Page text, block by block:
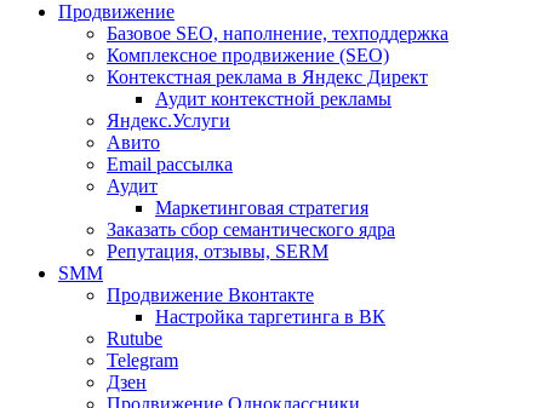
Продвижение
Базовое SEO, наполнение, техподдержка
Комплексное продвижение (SEO)
Контекстная реклама в Яндекс Директ
Аудит контекстной рекламы
Яндекс.Услуги
Авито
Email рассылка
Аудит
Маркетинговая стратегия
Заказать сбор семантического ядра
Репутация, отзывы, SERM
SMM
Продвижение Вконтакте
Настройка таргетинга в ВК
Rutube
Telegram
Дзен
Продвижение Одноклассники